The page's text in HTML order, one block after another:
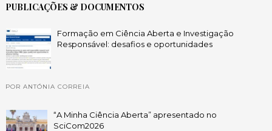
PUBLICAÇÕES & DOCUMENTOS
Formação em Ciência Aberta e Investigação
Responsável: desafios e oportunidades
POR ANTÓNIA CORREIA
“A Minha Ciência Aberta” apresentado no
SciCom2026